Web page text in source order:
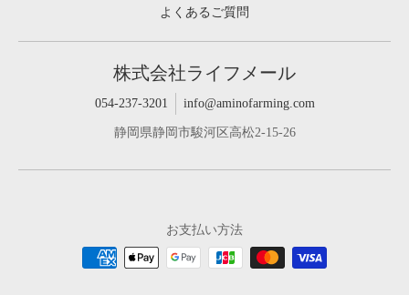
よくあるご質問
株式会社ライフメール
054-237-3201 info@aminofarming.com
静岡県静岡市駿河区高松2-15-26
お支払い方法